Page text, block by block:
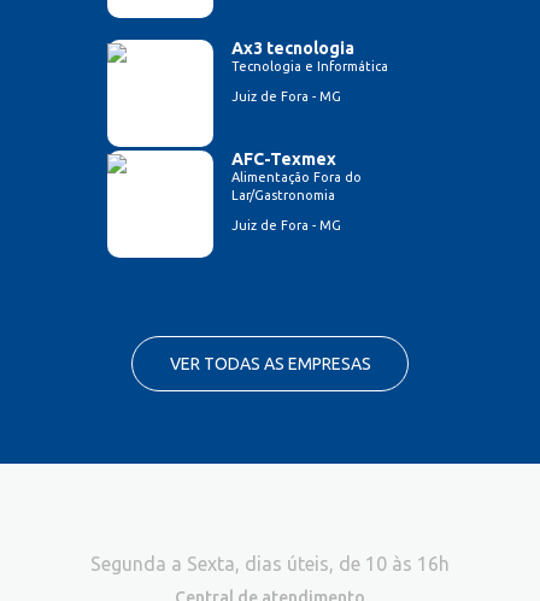
Ax3 tecnologia
Tecnologia e Informática
Juiz de Fora - MG
AFC-Texmex
Alimentação Fora do
Lar/Gastronomia
Juiz de Fora - MG
VER TODAS AS EMPRESAS
Segunda a Sexta, dias úteis, de 10 às 16h
Central de atendimento